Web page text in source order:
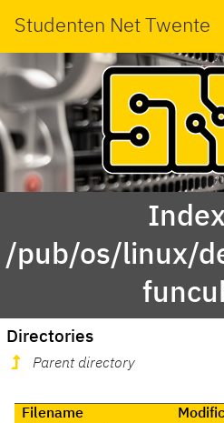
Studenten Net Twente
/pub/os/linux/
Directories
Parent directory
Filename